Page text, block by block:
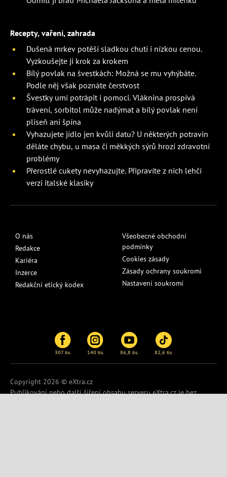
Recepty, vaření, zahrada
Dušená mrkev potěší sladkou chutí i nízkou cenou.
Vyzkoušejte ji krok za krokem
Bílý povlak na švestkách: Možná se mu vyhýbáte.
Podle něj však poznáte čerstvost
Švestky umí potrápit i pomoci. Vláknina prospívá
trávení, sorbitol může nadýmat a bílý povlak není
plíseň ani špína
Vyhazujete jídlo jen kvůli datu? U některých potravin
děláte chybu, u masa či měkkých sýrů hrozí zdravotní
problémy
Přerostlé cukety nevyhazujte. Připravíte z nich lehčí
verzi italské klasiky
O nás
Redakce
Kariéra
Inzerce
Redakční etický kodex
Všeobecné obchodní
podmínky
Cookies zásady
Zásady ochrany soukromí
Nastavení soukromí
307 tis. 140 tis. 86,8 tis. 82,6 tis.
Copyright 2026 © eXtra.cz
Publikování nebo další šíření obsahu serverueXtra.czje bez